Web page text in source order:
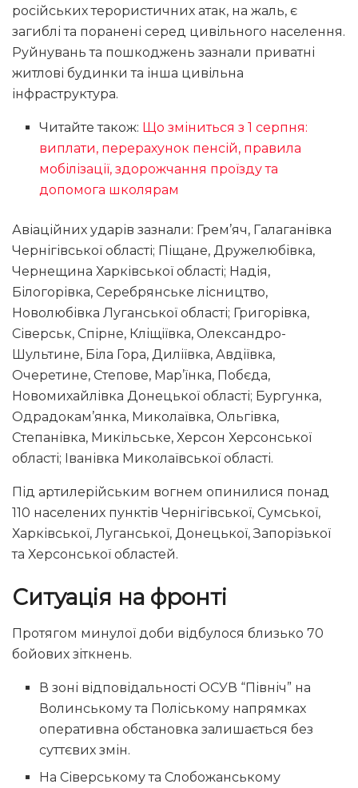
російських терористичних атак, на жаль, є
загиблі та поранені серед цивільного населення.
Руйнувань та пошкоджень зазнали приватні
житлові будинки та інша цивільна
інфраструктура.
Читайте також: Що зміниться з 1 серпня:
виплати, перерахунок пенсій, правила
мобілізації, здорожчання проїзду та
допомога школярам
Авіаційних ударів зазнали: Грем’яч, Галаганівка
Чернігівської області; Піщане, Дружелюбівка,
Чернещина Харківської області; Надія,
Білогорівка, Серебрянське лісництво,
Новолюбівка Луганської області; Григорівка,
Сіверськ, Спірне, Кліщіївка, Олександро-
Шультине, Біла Гора, Диліївка, Авдіївка,
Очеретине, Степове, Мар’їнка, Побєда,
Новомихайлівка Донецької області; Бургунка,
Одрадокам’янка, Миколаївка, Ольгівка,
Степанівка, Микільське, Херсон Херсонської
області; Іванівка Миколаївської області.
Під артилерійським вогнем опинилися понад
110 населених пунктів Чернігівської, Сумської,
Харківської, Луганської, Донецької, Запорізької
та Херсонської областей.
Ситуація на фронті
Протягом минулої доби відбулося близько 70
бойових зіткнень.
В зоні відповідальності ОСУВ “Північ” на
Волинському та Поліському напрямках
оперативна обстановка залишається без
суттєвих змін.
На Сіверському та Слобожанському